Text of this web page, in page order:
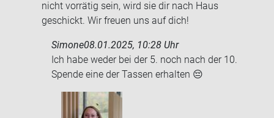
nicht vorrätig sein, wird sie dir nach Haus
geschickt. Wir freuen uns auf dich!
Simone08.01.2025, 10:28 Uhr
Ich habe weder bei der 5. noch nach der 10.
Spen­de eine der Tas­sen er­hal­ten 😔